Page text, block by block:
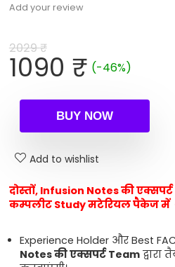
Add your review
2029₹
Original
price
was:
2029 ₹.
1090 ₹Current
is:
1090 ₹.
(-46%)
BUY NOW
Add to wishlist
दोस्तों, Infusion Notesकी एक्सपर्ट
कम्पलीट Studyमटेरियल पैकेज में
Experience Holder और Best
Notesकी एक्सपर्ट Teamद्वारा